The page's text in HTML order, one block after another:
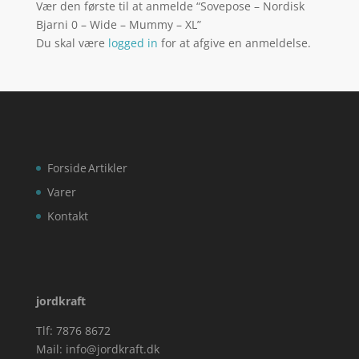
Vær den første til at anmelde “Sovepose – Nordisk
Bjarni 0 – Wide – Mummy – XL”
Du skal være logged in for at afgive en anmeldelse.
Forside
Varer
Kontakt
Artikler
jordkraft
Tlf: 7876 8672
Mail: info@jordkraft.dk